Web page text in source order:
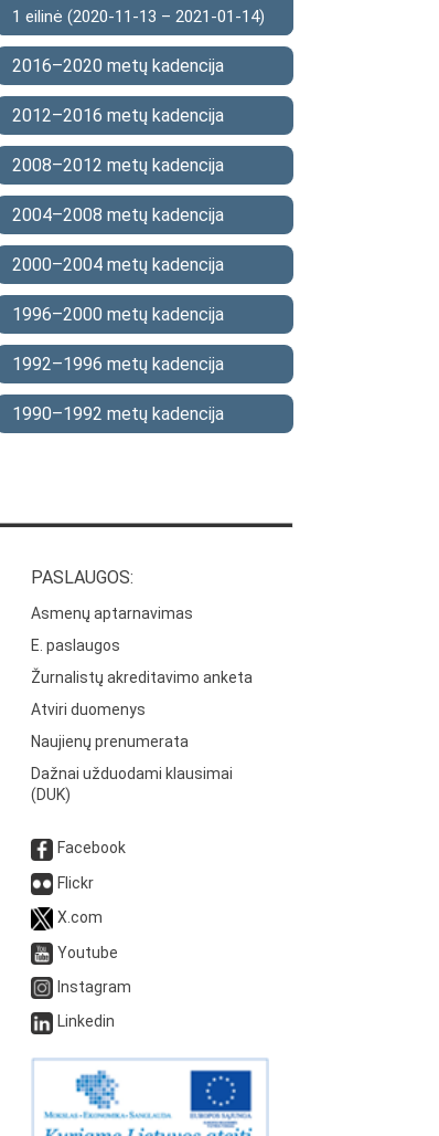
1 eilinė (2020-11-13 – 2021-01-14)
2016–2020 metų kadencija
2012–2016 metų kadencija
2008–2012 metų kadencija
2004–2008 metų kadencija
2000–2004 metų kadencija
1996–2000 metų kadencija
1992–1996 metų kadencija
1990–1992 metų kadencija
PASLAUGOS:
Asmenų aptarnavimas
E. paslaugos
Žurnalistų akreditavimo anketa
Atviri duomenys
Naujienų prenumerata
Dažnai užduodami klausimai
(DUK)
Facebook
Flickr
X.com
Youtube
Instagram
Linkedin